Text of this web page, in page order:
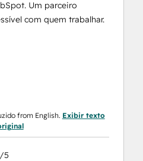
Um parceiro
com quem trabalhar.
from English. Exibir texto
5